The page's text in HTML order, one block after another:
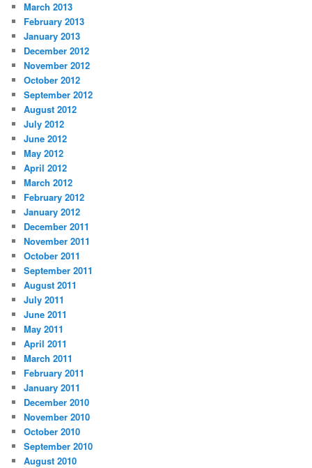
March 2013
February 2013
January 2013
December 2012
November 2012
October 2012
September 2012
August 2012
July 2012
June 2012
May 2012
April 2012
March 2012
February 2012
January 2012
December 2011
November 2011
October 2011
September 2011
August 2011
July 2011
June 2011
May 2011
April 2011
March 2011
February 2011
January 2011
December 2010
November 2010
October 2010
September 2010
August 2010